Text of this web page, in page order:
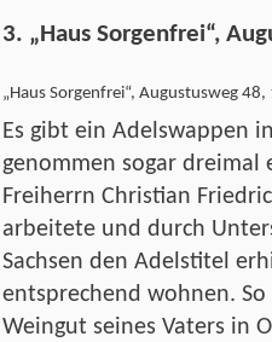
3. „Haus Sorgenfrei“,
„Haus Sorgenfrei“, Augustusweg 48,
Es gibt ein Adelswappen
genommen sogar dreimal
Freiherrn Christian
arbeitete und durch
Sachsen den Adelstitel
entsprechend wohnen.
Weingut seines Vaters in